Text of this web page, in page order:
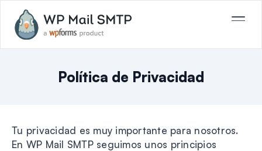
Política de Privacidad
Tu privacidad es muy importante para nosotros.
En WP Mail SMTP seguimos unos principios